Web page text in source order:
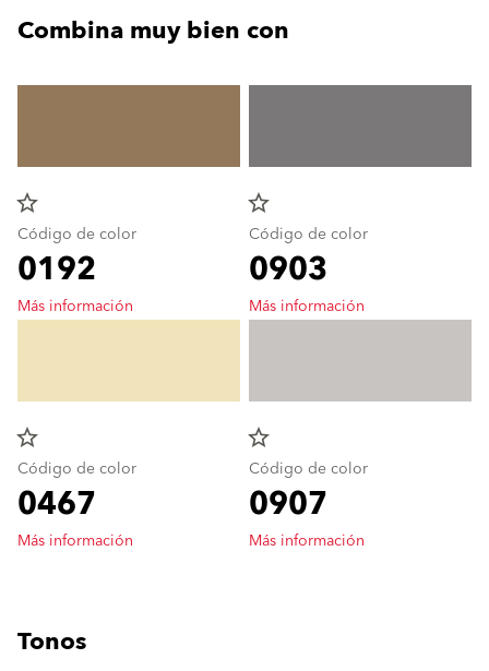
Combina muy bien con
star_border
Código de color
0192
Más información
star_border
Código de color
0467
Más información
star_border
Código de color
0903
Más información
star_border
Código de color
0907
Más información
Tonos